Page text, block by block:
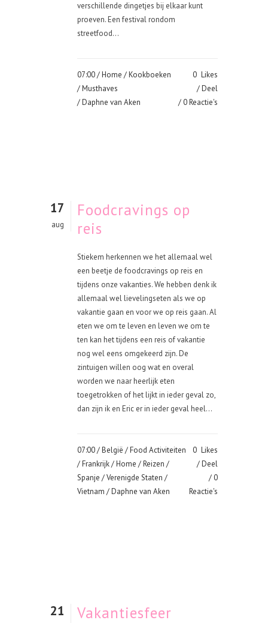
verschillende dingetjes bij elkaar kunt
proeven. Een festival rondom
streetfood...
07:00 /Home /Kookboeken
/Musthaves
/ Daphne van Aken
0 Likes
Deel
0 Reactie's
17
aug
Foodcravings op
reis
Stiekem herkennen we het allemaal wel
een beetje de foodcravings op reis en
tijdens onze vakanties. We hebben denk ik
allemaal wel lievelingseten als we op
vakantie gaan en voor we op reis gaan. Al
eten we om te leven en leven we om te
ten kan het tijdens een reis of vakantie
nog wel eens omgekeerd zijn. De
zintuigen willen oog wat en overal
worden we naar heerlijk eten
toegetrokken of het lijkt in ieder geval zo,
dan zijn ik en Eric er in ieder geval heel...
07:00 /België /Food Activiteiten
/Frankrijk/Home /Reizen /
Spanje /Verenigde Staten /
Vietnam / Daphne van Aken
0 Likes
Deel
0
Reactie's
21
Vakantiesfeer